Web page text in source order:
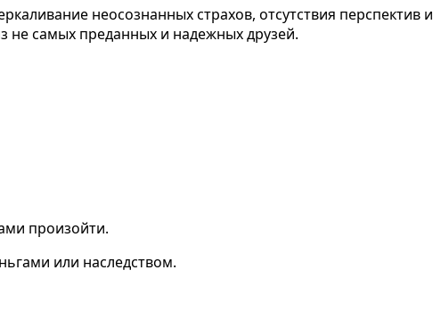
неосознанных страхов, отсутствия перспектив и
не самых преданных и надежных друзей.
произойти.
или наследством.